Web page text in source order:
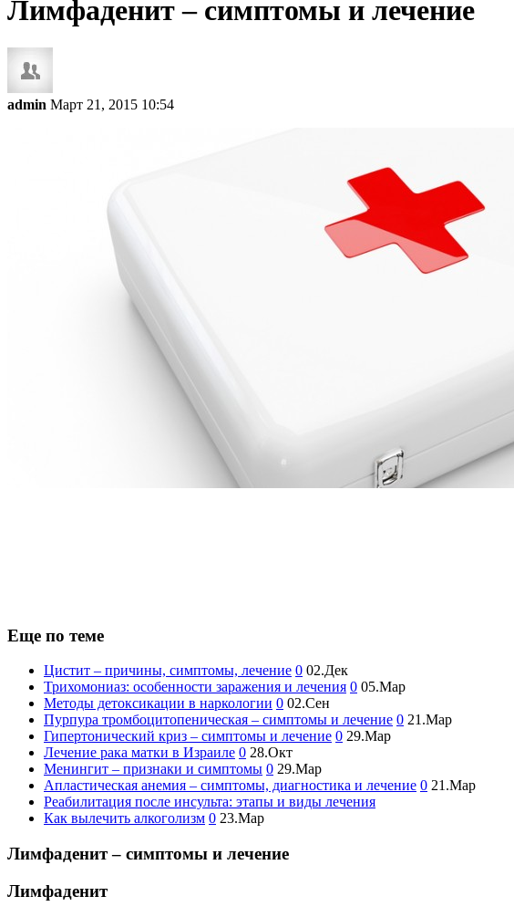
Лимфаденит – симптомы и лечение
admin Март 21, 2015 10:54
Еще по теме
Цистит – причины, симптомы, лечение 0 02.Дек
Трихомониаз: особенности заражения и лечения 0 05.Мар
Методы детоксикации в наркологии 0 02.Сен
Пурпура тромбоцитопеническая – симптомы и лечение 0 21.Мар
Гипертонический криз – симптомы и лечение 0 29.Мар
Лечение рака матки в Израиле 0 28.Окт
Менингит – признаки и симптомы 0 29.Мар
Апластическая анемия – симптомы, диагностика и лечение 0 21.Мар
Реабилитация после инсульта: этапы и виды лечения
Как вылечить алкоголизм 0 23.Мар
Лимфаденит – симптомы и лечение
Лимфаденит